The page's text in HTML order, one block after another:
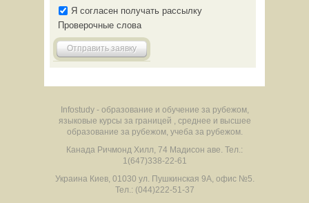
Я согласен получать рассылку
Проверочные слова
Отправить заявку
Infostudy - образование и обучение за рубежом,
языковые курсы за границей , среднее и высшее
образование за рубежом, учеба за рубежом.
Канада Ричмонд Хилл, 74 Мадисон аве. Тел.:
1(647)338-22-61
Украина Киев, 01030 ул. Пушкинская 9А, офис №5.
Тел.: (044)222-51-37